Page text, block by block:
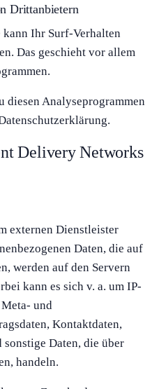
Dritt­anbietern
kann Ihr Surf-Verhalten
Das geschieht vor allem
Analyseprogrammen
Delivery Networks
externen Dienstleister
Daten, die auf
werden auf den Servern
kann es sich v. a. um IP-
und
Kontaktdaten,
Daten, die über
handeln.